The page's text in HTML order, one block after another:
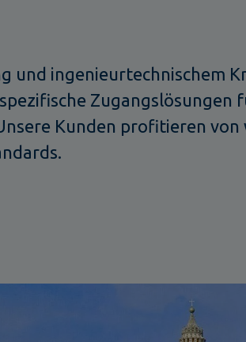
und ingenieurtechnischem
Zugangslösungen
Kunden profitieren